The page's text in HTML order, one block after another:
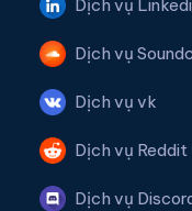
Dịch vụ
Dịch vụ
Dịch vụ vk
Dịch vụ Reddit
Dịch vụ